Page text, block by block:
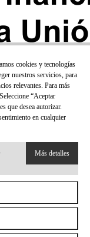
BOLETÍN!
cookies y tecnologías
nuestros servicios, para
relevantes. Para más
“Aceptar
que desea autorizar.
en cualquier
Más detalles